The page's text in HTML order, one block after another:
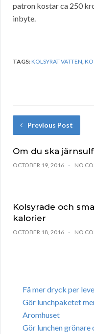
patron kostar ca 250
inbyte.
TAGS:KOLSYRAT VATTEN,
Previous Post
Om du ska
OCTOBER 19, 2016 NO
Kolsyrade och
kalorier
OCTOBER 18, 2016 NO
Få mer dryck per
Gör lunchpaketet
Aromhuset
Gör lunchen